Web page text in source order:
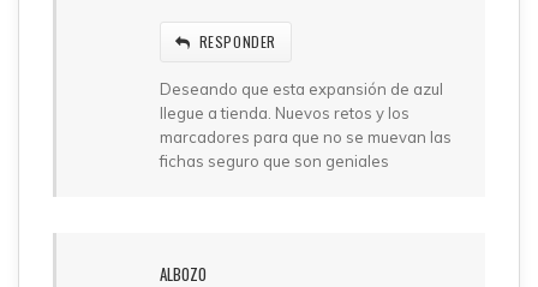
RESPONDER
Deseando que esta expansión de azul
llegue a tienda. Nuevos retos y los
marcadores para que no se muevan las
fichas seguro que son geniales
ALBOZO